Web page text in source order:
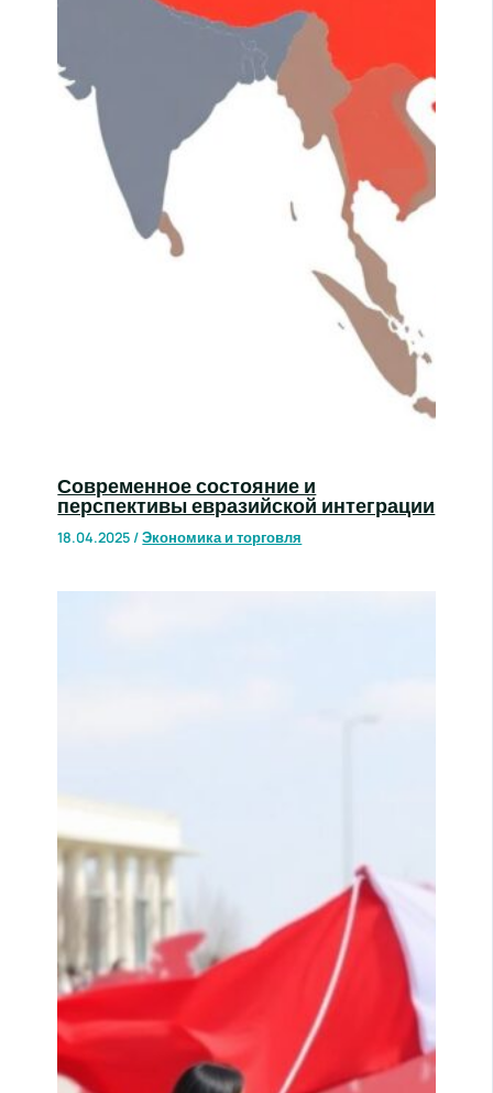
Современное состояние и
перспективы евразийской интеграции
18.04.2025/Экономика и торговля